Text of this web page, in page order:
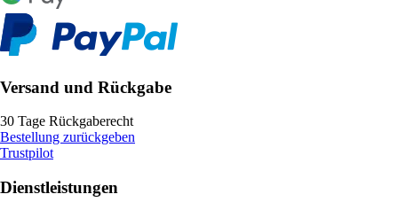
Versand und Rückgabe
30 Tage Rückgaberecht
Bestellung zurückgeben
Trustpilot
Dienstleistungen